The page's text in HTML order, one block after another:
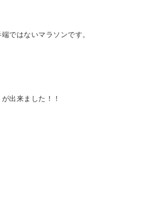
ではないマラソンです。
出来ました！！